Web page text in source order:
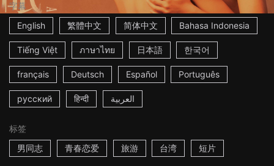
字幕
English
繁體中文 简体中文 Bahasa Indonesia
Tiếng Việt ภาษาไทย 日本語 한국어
français Deutsch Español Português
русский हिन्दी العربية
标签
男同志
青春恋爱 旅游 台湾 短片